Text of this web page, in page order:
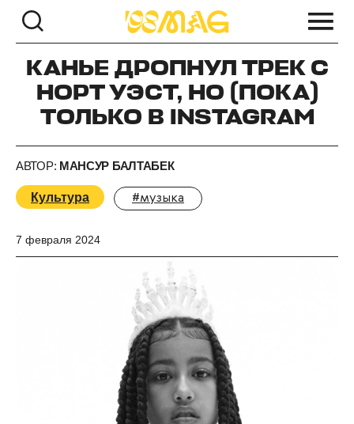
КАНЬЕ ДРОПНУЛ ТРЕК С
НОРТ УЭСТ, НО (ПОКА)
ТОЛЬКО В INSTAGRAM
АВТОР: МАНСУР БАЛТАБЕК
Культура #музыка
7 февраля 2024